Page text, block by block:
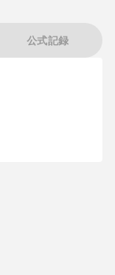
公式記録